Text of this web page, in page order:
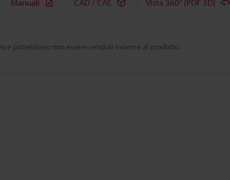
e potrebbero non essere venduti insieme al prodotto.
Manuali CAD / CAE Vista 360° (PDF 3D)